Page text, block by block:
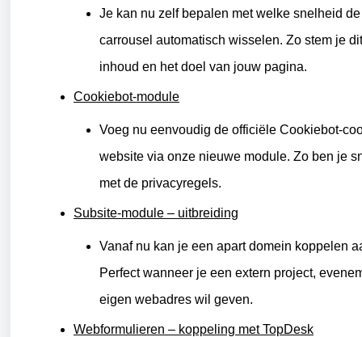
Je kan nu zelf bepalen met welke snelheid
carrousel automatisch wisselen. Zo stem je
inhoud en het doel van jouw pagina.
Cookiebot-module
Voeg nu eenvoudig de officiële Cookiebot-
website via onze nieuwe module. Zo ben je
met de privacyregels.
Subsite-module – uitbreiding
Vanaf nu kan je een apart domein koppelen
Perfect wanneer je een extern project,
eigen webadres wil geven.
Webformulieren – koppeling met TopDesk